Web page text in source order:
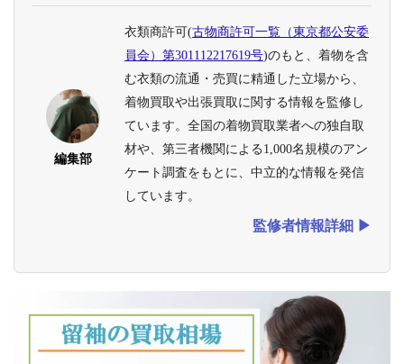
編集部
衣類商許可(古物商許可一覧（東京都公安委
員会）第301112217619号)のもと、着物を含
む衣類の流通・売買に精通した立場から、
着物買取や出張買取に関する情報を監修し
ています。全国の着物買取業者への独自取
材や、第三者機関による1,000名規模のアン
ケート調査をもとに、中立的な情報を発信
しています。
監修者情報詳細 ▶